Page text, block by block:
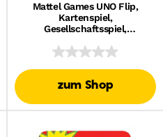
Mattel Games UNO Flip,
Kartenspiel,
Gesellschaftsspiel,
zum Shop